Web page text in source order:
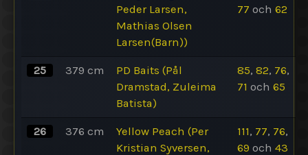
Peder Larsen,
Mathias Olsen
Larsen(Barn))
77 och 62
25 379 cm
PD Baits (Pål
Dramstad, Zuleima
Batista)
85, 82, 76,
71 och 65
26 376 cm
Yellow Peach (Per
Kristian Syversen,
111, 77, 76,
69 och 43